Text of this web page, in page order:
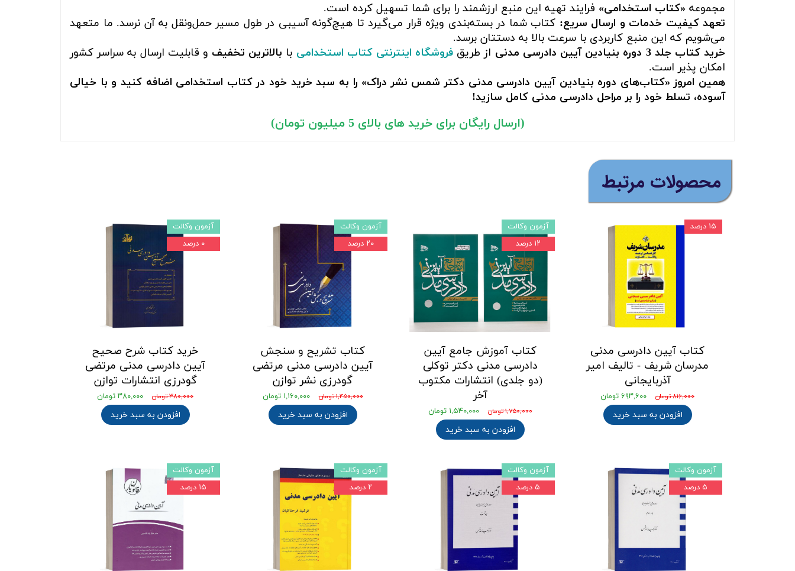
مجموعه «کتاب استخدامی» فرایند تهیه این منبع ارزشمند را برای شما تسهیل کرده است.
تعهد کیفیت خدمات و ارسال سریع: کتاب شما در بسته‌بندی ویژه قرار می‌گیرد تا هیچ‌گونه آسیبی در طول مسیر حمل‌ونقل به آن نرسد. ما متعهد
می‌شویم که این منبع کاربردی با سرعت بالا به دستتان برسد.
خرید کتاب جلد 3 دوره بنیادین آیین دادرسی مدنی
از طریق فروشگاه اینترنتی کتاب استخدامی با بالاترین تخفیف و قابلیت ارسال به سراسر کشور
امکان پذیر است.
همین امروز «کتاب‌های دوره بنیادین آیین دادرسی مدنی دکتر شمس نشر دراک» را به سبد خرید خود در کتاب استخدامی اضافه کنید و با خیالی
آسوده، تسلط خود را بر مراحل دادرسی مدنی کامل سازید!
(ارسال رایگان برای خرید های بالای 5 میلیون تومان)
​محصولات مرتبط
کتاب آیین دادرسی مدنی
مدرسان شریف - تالیف امیر
آذربایجانی
۸۱۶,۰۰۰ تومان ۶۹۳,۶۰۰ تومان
افزودن به سبد خرید
۱۵ درصد
کتاب آموزش جامع آیین
دادرسی مدنی دکتر توکلی
(دو جلدی) انتشارات مکتوب
آخر
۱,۷۵۰,۰۰۰ تومان ۱,۵۴۰,۰۰۰ تومان
افزودن به سبد خرید
آزمون وکالت
۱۲ درصد
کتاب تشریح و سنجش
آیین دادرسی مدنی مرتضی
گودرزی نشر توازن
۱,۴۵۰,۰۰۰ تومان ۱,۱۶۰,۰۰۰ تومان
افزودن به سبد خرید
آزمون وکالت
۲۰ درصد
خرید کتاب شرح صحیح
آیین دادرسی مدنی مرتضی
گودرزی انتشارات توازن
۳۸۰,۰۰۰ تومان ۳۸۰,۰۰۰ تومان
افزودن به سبد خرید
آزمون وکالت
۰ درصد
آزمون وکالت
۵ درصد
آزمون وکالت
۵ درصد
آزمون وکالت
۲ درصد
آزمون وکالت
۱۵ درصد